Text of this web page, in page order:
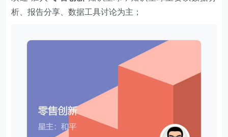
析、报告分享、数据工具讨论为主；